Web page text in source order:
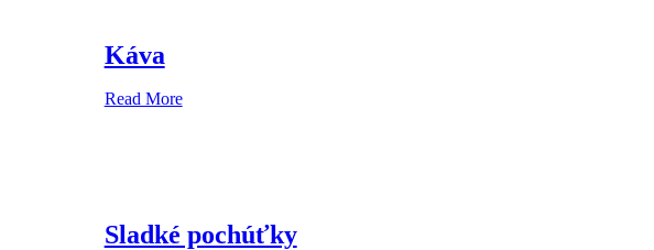
Káva
Read More
Sladké pochúťky